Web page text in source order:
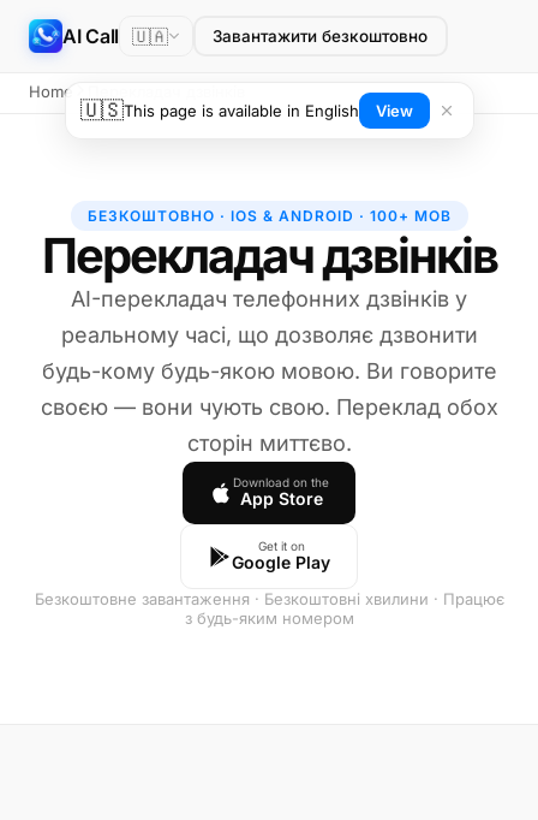
AI Call 🇺🇦 Завантажити безкоштовно
Home
БЕЗКОШТОВНО · IOS & ANDROID · 100+ МОВ
Перекладач дзвінків
AI-перекладач телефонних дзвінків у
реальному часі, що дозволяє дзвонити
будь-кому будь-якою мовою. Ви говорите
своєю — вони чують свою. Переклад обох
сторін миттєво.
Download on the
App Store
Get it on
Google Play
Безкоштовне завантаження · Безкоштовні хвилини · Працює
з будь-яким номером
🇺🇸This page is available in English View